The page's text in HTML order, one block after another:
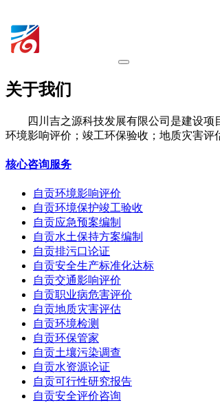
关于我们
四川吉之源科技发展有限公司是建设
环境影响评价；竣工环保验收；地质灾害评
核心咨询服务
自贡环境影响评价
自贡环境保护竣工验收
自贡应急预案编制
自贡水土保持方案编制
自贡排污口论证
自贡安全生产标准化达标
自贡交通影响评价
自贡职业病危害评价
自贡地质灾害评估
自贡环境检测
自贡环保管家
自贡土壤污染调查
自贡水资源论证
自贡可行性研究报告
自贡安全评价咨询